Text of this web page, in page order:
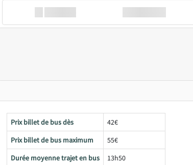
Prix billet de bus dès
42€
Prix billet de bus maximum
55€
Durée moyenne trajet en bus
13h50